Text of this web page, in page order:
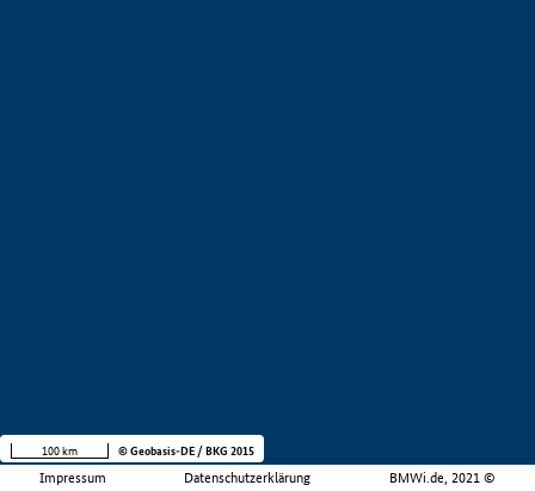
Impressum Datenschutzerklärung BMWi.de, 2021 ©
100 km © Geobasis-DE / BKG 2015